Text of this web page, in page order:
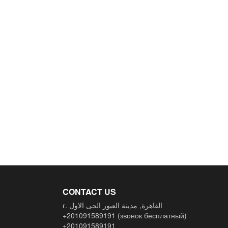
CONTACT US
г. القاهرة, مدينة العبور الحى الاول
+201091589191 (звонок бесплатный)
+201091589191